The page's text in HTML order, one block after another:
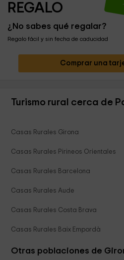
REGALO
¿No sabes qué regalar?
Regalo fácil y sin fecha de caducidad
Comprar una
Turismo rural cerca de
Casas Rurales Girona
Casas Rurales Pirineos Orientales
Casas Rurales Barcelona
Casas Rurales Aude
Casas Rurales Costa Brava
Casas Rurales Baix Empordà
Otras poblaciones de